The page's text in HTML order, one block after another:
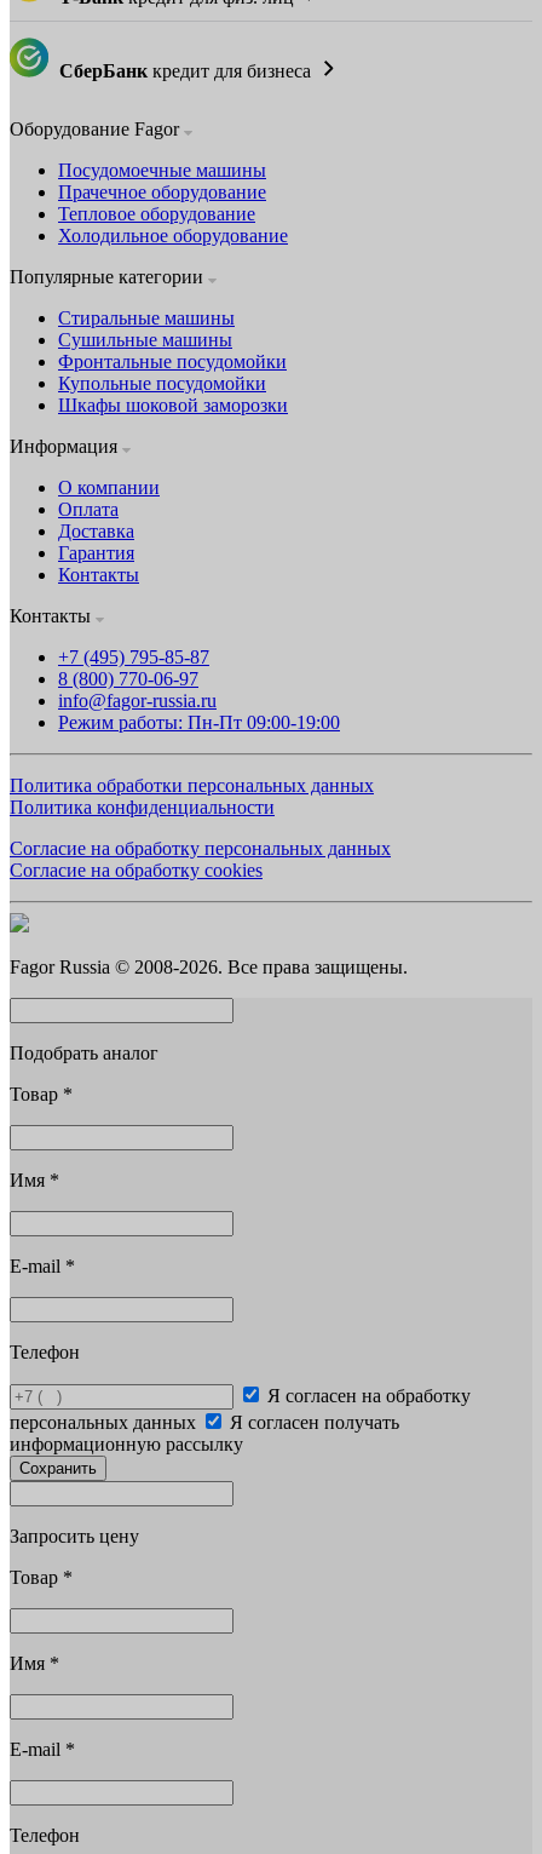
СберБанк кредит для бизнеса
Оборудование Fagor
Посудомоечные машины
Прачечное оборудование
Тепловое оборудование
Холодильное оборудование
Популярные категории
Стиральные машины
Сушильные машины
Фронтальные посудомойки
Купольные посудомойки
Шкафы шоковой заморозки
Информация
О компании
Оплата
Доставка
Гарантия
Контакты
Контакты
+7 (495) 795-85-87
8 (800) 770-06-97
info@fagor-russia.ru
Режим работы: Пн-Пт 09:00-19:00
Политика обработки персональных данных
Политика конфиденциальности
Согласие на обработку персональных данных
Согласие на обработку cookies
Fagor Russia © 2008-2026. Все права защищены.
Подобрать аналог
Товар *
Имя *
E-mail *
Телефон
Я согласен на обработку
персональных данных
Я согласен получать
информационную рассылку
Сохранить
Запросить цену
Товар *
Имя *
E-mail *
Телефон